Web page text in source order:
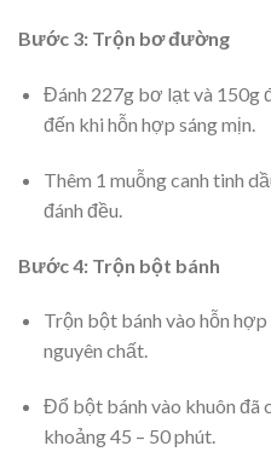
Bước 3: Trộn bơ đường
Đánh 227g bơ lạt và 150g
đến khi hỗn hợp sáng mịn.
Thêm 1 muỗng canh tinh
đánh đều.
Bước 4: Trộn bột bánh
Trộn bột bánh vào hỗn
nguyên chất.
Đổ bột bánh vào khuôn đã
khoảng 45 – 50 phút.